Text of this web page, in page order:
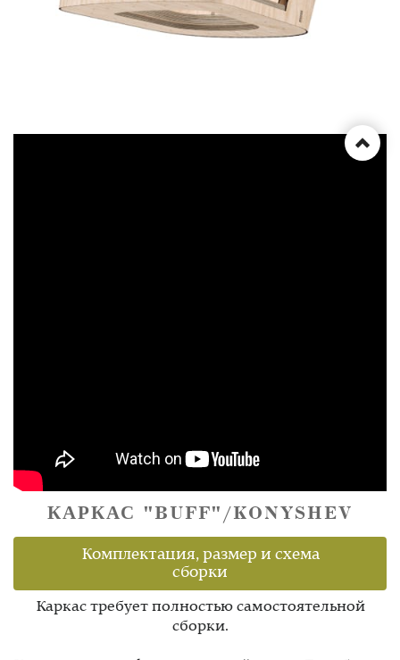
КАРКАС "BUFF"/KONYSHEV
Комплектация, размер и схема
сборки
Каркас требует полностью самостоятельной
сборки.